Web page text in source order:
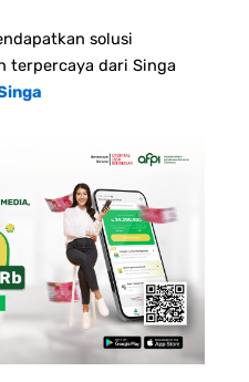
solusi
terpercaya dari Singa